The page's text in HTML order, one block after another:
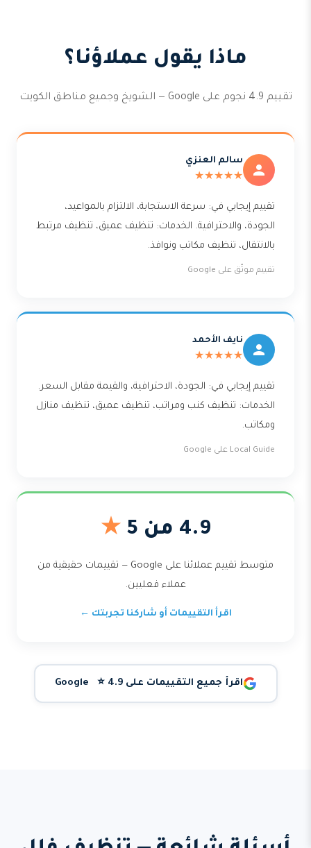
ماذا يقول عملاؤنا؟
تقييم 4.9 نجوم على Google — الشويخ وجميع مناطق الكويت
سالم العنزي
★★★★★
تقييم إيجابي في: سرعة الاستجابة، الالتزام بالمواعيد،
الجودة، والاحترافية. الخدمات: تنظيف عميق، تنظيف مرتبط
بالانتقال، تنظيف مكاتب ونوافذ.
تقييم موثّق على Google
نايف الأحمد
★★★★★
تقييم إيجابي في: الجودة، الاحترافية، والقيمة مقابل السعر.
الخدمات: تنظيف كنب ومراتب، تنظيف عميق، تنظيف منازل
ومكاتب.
Local Guide على Google
4.9 من 5 ★
متوسط تقييم عملائنا على Google — تقييمات حقيقية من
عملاء فعليين.
اقرأ التقييمات أو شاركنا تجربتك ←
اقرأ جميع التقييمات على Google ⭐ 4.9